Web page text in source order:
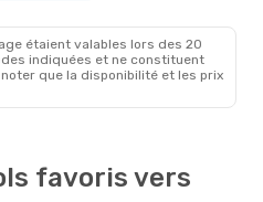
étaient valables lors des 20
indiquées et ne constituent
que la disponibilité et les prix
favoris vers